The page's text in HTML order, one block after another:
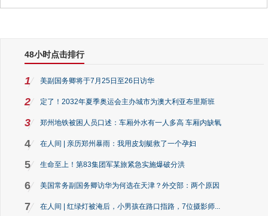
48小时点击排行
1 美副国务卿将于7月25日至26日访华
2 定了！2032年夏季奥运会主办城市为澳大利亚布里斯班
3 郑州地铁被困人员口述：车厢外水有一人多高 车厢内缺氧
4 在人间 | 亲历郑州暴雨：我用皮划艇救了一个孕妇
5 生命至上！第83集团军某旅紧急实施爆破分洪
6 美国常务副国务卿访华为何选在天津？外交部：两个原因
7 在人间 | 红绿灯被淹后，小男孩在路口指路，7位摄影师...